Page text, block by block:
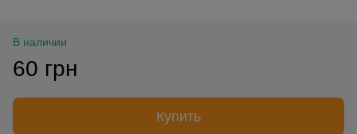
В наличии
60 грн
Купить